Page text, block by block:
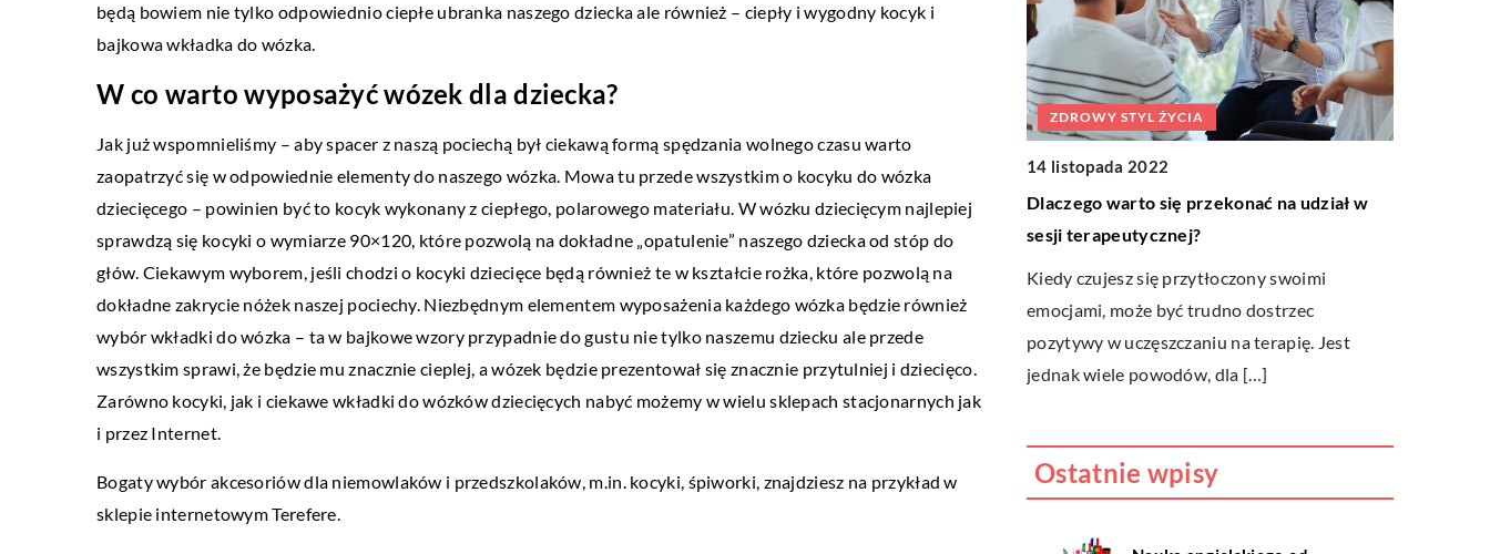
będą bowiem nie tylko odpowiednio ciepłe ubranka naszego dziecka ale również – ciepły i wygodny kocyk i
bajkowa wkładka do wózka.
W co warto wyposażyć wózek dla dziecka?
Jak już wspomnieliśmy – aby spacer z naszą pociechą był ciekawą formą spędzania wolnego czasu warto
zaopatrzyć się w odpowiednie elementy do naszego wózka. Mowa tu przede wszystkim o kocyku do wózka
dziecięcego – powinien być to kocyk wykonany z ciepłego, polarowego materiału. W wózku dziecięcym najlepiej
sprawdzą się kocyki o wymiarze 90×120, które pozwolą na dokładne „opatulenie” naszego dziecka od stóp do
głów. Ciekawym wyborem, jeśli chodzi o kocyki dziecięce będą również te w kształcie rożka, które pozwolą na
dokładne zakrycie nóżek naszej pociechy. Niezbędnym elementem wyposażenia każdego wózka będzie również
wybór wkładki do wózka – ta w bajkowe wzory przypadnie do gustu nie tylko naszemu dziecku ale przede
wszystkim sprawi, że będzie mu znacznie cieplej, a wózek będzie prezentował się znacznie przytulniej i dziecięco.
Zarówno kocyki, jak i ciekawe wkładki do wózków dziecięcych nabyć możemy w wielu sklepach stacjonarnych jak
i przez Internet.
Bogaty wybór akcesoriów dla niemowlaków i przedszkolaków, m.in. kocyki, śpiworki, znajdziesz na przykład w
sklepie internetowym Terefere.
Jaki rodzaj pokrycia dachu najlepiej wybrać?
Wybór pokrycia dachowego to indywidualna
sprawa każdego człowieka, nad czym trzeba
się naprawdę dobrze zastanowić. Do wyboru
ma się współcześnie […]
11 stycznia 2022
Jakie stoliki wybrać do salony, aby spełniały
swoją funkcję?
Meble stanowią jeden z najważniejszych
elementów w wyposażeniu każdego wnętrza.
Są one nie tylko bardzo funkcjonalne, ale także
mają walory […]
ZDROWY STYL ŻYCIA
14 listopada 2022
Dlaczego warto się przekonać na udział w
sesji terapeutycznej?
Kiedy czujesz się przytłoczony swoimi
emocjami, może być trudno dostrzec
pozytywy w uczęszczaniu na terapię. Jest
jednak wiele powodów, dla […]
Ostatnie wpisy